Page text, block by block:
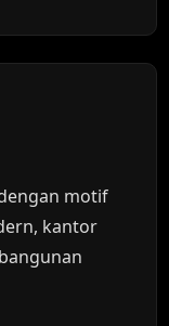
motif
kantor